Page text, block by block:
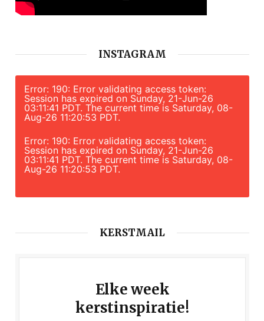
INSTAGRAM
Error: 190: Error validating access token:
Session has expired on Sunday, 21-Jun-26
03:11:41 PDT. The current time is Saturday, 08-
Aug-26 11:20:53 PDT.
Error: 190: Error validating access token:
Session has expired on Sunday, 21-Jun-26
03:11:41 PDT. The current time is Saturday, 08-
Aug-26 11:20:53 PDT.
KERSTMAIL
Elke week
kerstinspiratie!